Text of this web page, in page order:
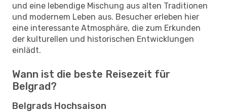
und eine lebendige Mischung aus alten Traditionen
und modernem Leben aus. Besucher erleben hier
eine interessante Atmosphäre, die zum Erkunden
der kulturellen und historischen Entwicklungen
einlädt.
Wann ist die beste Reisezeit für
Belgrad?
Belgrads Hochsaison